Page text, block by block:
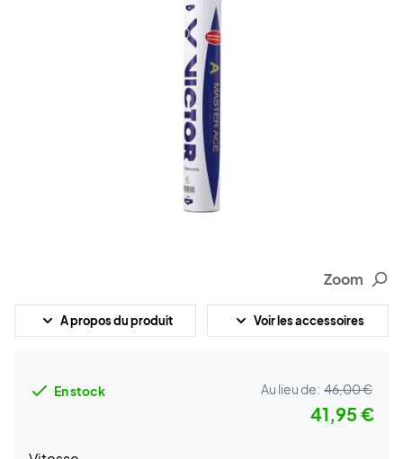
Zoom
A propos du produit Voir les accessoires
En stock Au lieu de: 46,00 €
41,95 €